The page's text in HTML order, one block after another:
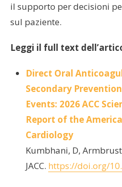
il supporto per decisioni
sul paziente.
Leggi il full text
Direct Oral
Secondary
Events: 2026 ACC
Report of the
Cardiology
Kumbhani, D,
JACC. https://doi.org/